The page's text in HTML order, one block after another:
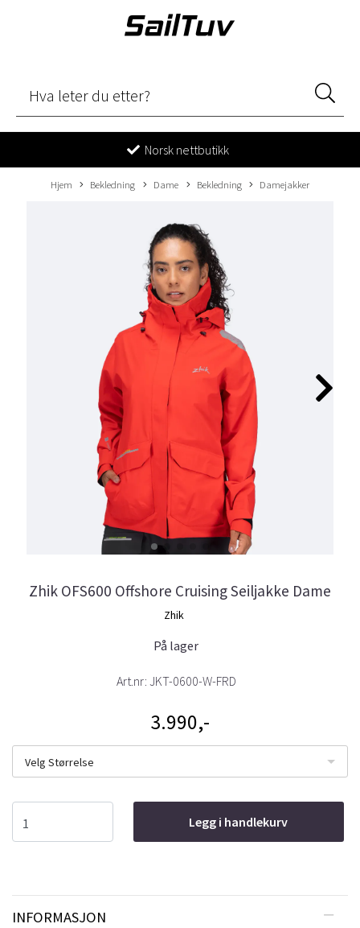
Norsk nettbutikk
Hjem Bekledning Dame Bekledning Damejakker
Zhik OFS600 Offshore Cruising Seiljakke Dame
Zhik
På lager
Art.nr: JKT-0600-W-FRD
3.990,-
Velg Størrelse
Legg i handlekurv
INFORMASJON